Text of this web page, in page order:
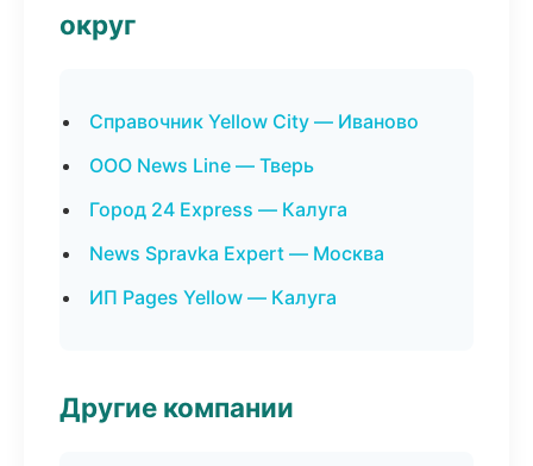
округ
Справочник Yellow City — Иваново
ООО News Line — Тверь
Город 24 Express — Калуга
News Spravka Expert — Москва
ИП Pages Yellow — Калуга
Другие компании